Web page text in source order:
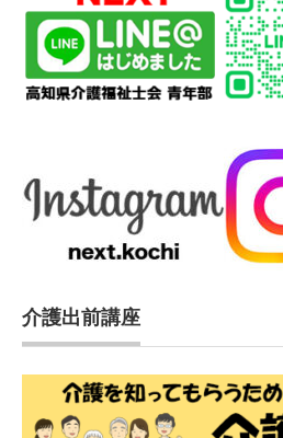
介護出前講座